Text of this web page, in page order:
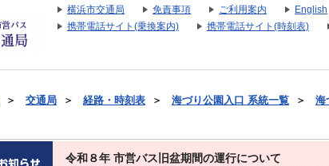
横浜市交通局 免責事項 ご利用案内 English
携帯電話サイト(乗換案内)
携帯電話サイト(時刻表)
＞ 交通局 ＞ 経路・時刻表 ＞ 海づり公園入口 系統一覧 ＞ 海
令和８年 市営バス旧盆期間の運行について